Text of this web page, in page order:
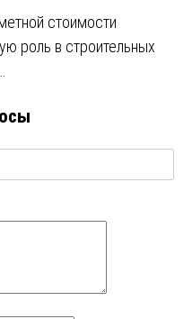
стоимости
роль в строительных